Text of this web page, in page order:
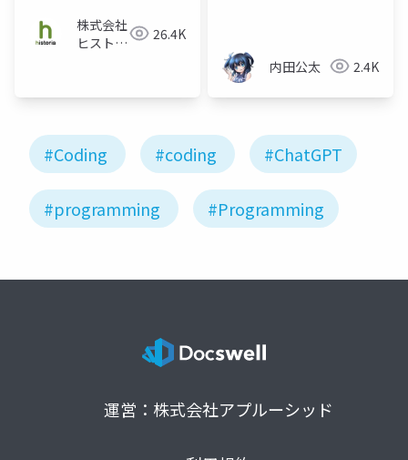
株式会社
ヒストリ
26.4K
内田公太 2.4K
#Coding #coding #ChatGPT
#programming #Programming
運営：株式会社アプルーシッド